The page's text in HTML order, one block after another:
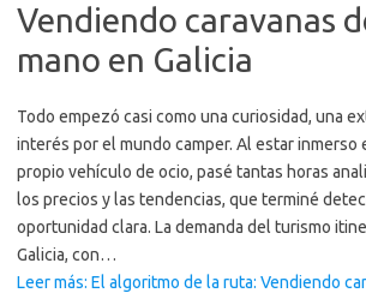
Vendiendo caravanas
mano en Galicia
Todo empezó casi como una curiosidad, una
interés por el mundo camper. Al estar inmerso
propio vehículo de ocio, pasé tantas horas
los precios y las tendencias, que terminé
oportunidad clara. La demanda del turismo
Galicia, con…
Leer más: El algoritmo de la ruta: Vendiendo